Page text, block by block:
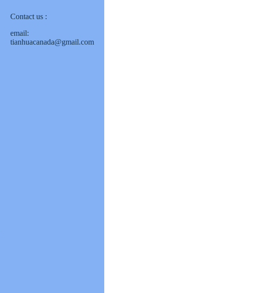
Contact us :
email:
tianhuacanada@gmail.com